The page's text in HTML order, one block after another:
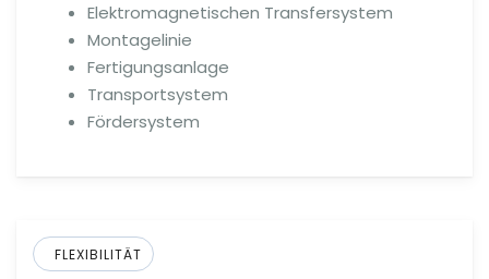
Elektromagnetischen Transfersystem
Montagelinie
Fertigungsanlage
Transportsystem
Fördersystem
FLEXIBILITÄT